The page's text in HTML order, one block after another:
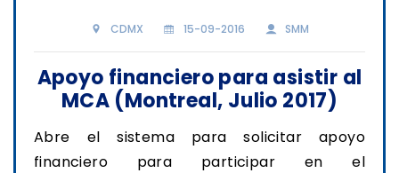
CDMX 15-09-2016 SMM
Apoyo financiero para asistir al
MCA (Montreal, Julio 2017)
Abre el sistema para solicitar apoyo
financiero para participar en el